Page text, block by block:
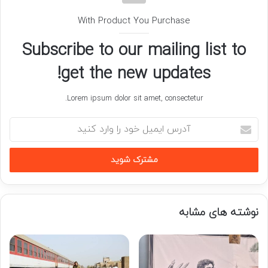
With Product You Purchase
Subscribe to our mailing list to
get the new updates!
Lorem ipsum dolor sit amet, consectetur.
ایمیل
خود
وارد
کنید
نوشته های مشابه